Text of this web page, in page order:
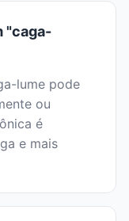
"caga-
lume pode
ou
é
e mais